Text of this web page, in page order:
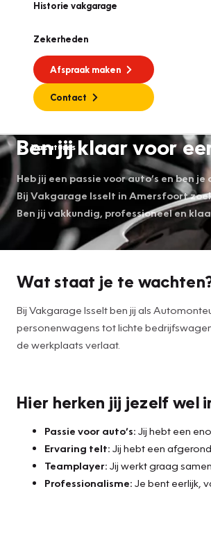
Historie vakgarage
Zekerheden
Afspraak maken
Contact
Vacatures
Ben jij klaar voor
Heb jij een passie voor auto’s en ben
Bij Vakgarage Isselt in Amersfoort
Ben jij vakkundig, professioneel en
Wat staat je te
Bij Vakgarage Isselt ben jij als
personenwagens tot lichte
de werkplaats verlaat.
Hier herken jij jezelf wel
Passie voor auto’s: Jij hebt een
Ervaring telt: Jij hebt een
Teamplayer: Jij werkt graag
Professionalisme: Je bent eerlijk,